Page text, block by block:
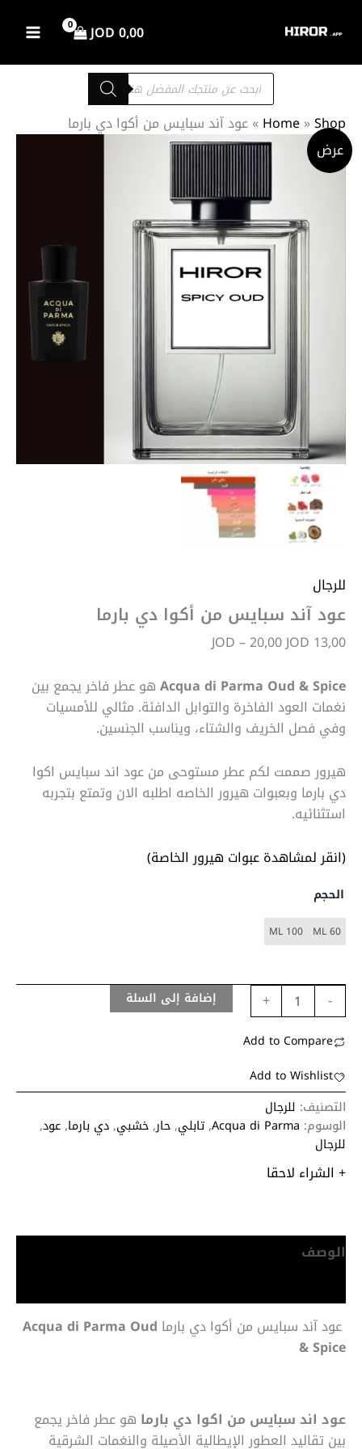
0,00
JOD
Products
search
Home»Shop
»عود آند سبايس من أكوا دي بارما
عرض
للرجال
عود آند سبايس من أكوا دي بارما
13,00
JOD–20,00JOD
نطاق
من
خلال
Acqua di Parma Oud & Spiceهو عطر فاخر يجمع بين
نغمات العود الفاخرة والتوابل الدافئة. مثالي للأمسيات
وفي فصل الخريف والشتاء، ويناسب الجنسين.
هيرور صممت لكم عطر مستوحى من عود اند سبايس اكوا
دي بارما وبعبوات هيرور الخاصه اطلبه الان وتمتع بتجربه
استثنائيه.
(انقر لمشاهدة عبوات هيرور الخاصة)
الحجم
60 ML
100 ML
-
كمية
عود
آند
+
إضافة إلى السلة
Add to Compare
Add to Wishlist
التصنيف: للرجال
الوسوم: Acqua di Parma
,تابلي,حار,خشبي,دي بارما,عود,
للرجال
+ الشراء لاحقا
الوصف
عود آند سبايس من أكوا دي بارما Acqua di Parma Oud
& Spice
عود اند سبايس من اكوا دي بارما هو عطر فاخر يجمع
بين تقاليد العطور الإيطالية الأصيلة والنغمات الشرقية